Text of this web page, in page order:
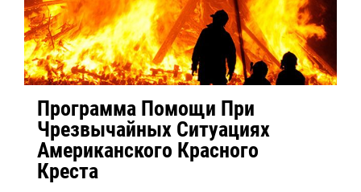
Программа Помощи При
Чрезвычайных Ситуациях
Американского Красного
Креста